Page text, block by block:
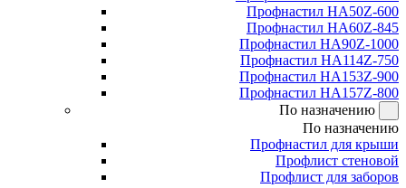
Профнастил НА50Z-600
Профнастил НА60Z-845
Профнастил НА90Z-1000
Профнастил НА114Z-750
Профнастил НА153Z-900
Профнастил НА157Z-800
По назначению
По назначению
Профнастил для крыши
Профлист стеновой
Профлист для заборов